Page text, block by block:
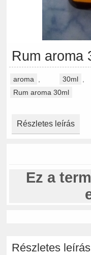
Rum aroma
aroma 30ml
Rum aroma 30ml
Részletes leírás
Ez a
Részletes leírás